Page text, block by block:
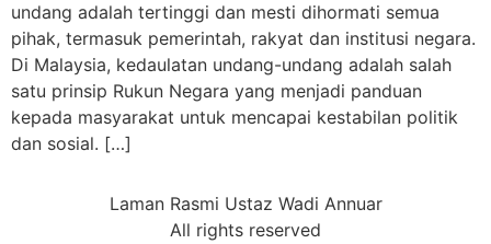
undang adalah tertinggi dan mesti dihormati semua
pihak, termasuk pemerintah, rakyat dan institusi negara.
Di Malaysia, kedaulatan undang-undang adalah salah
satu prinsip Rukun Negara yang menjadi panduan
kepada masyarakat untuk mencapai kestabilan politik
dan sosial. […]
Laman Rasmi Ustaz Wadi Annuar
All rights reserved